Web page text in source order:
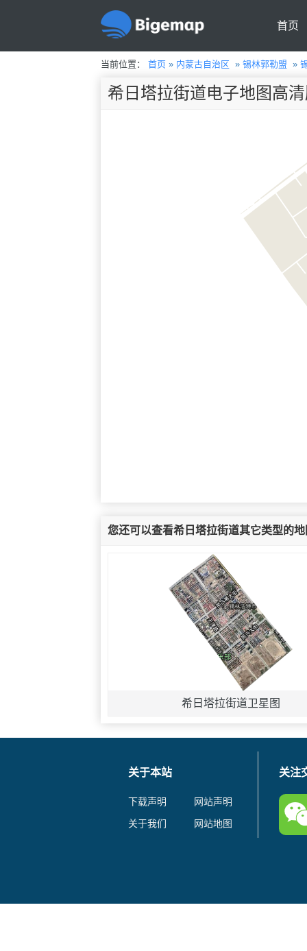
首页
当前位置： 首页» 内蒙古自治区 » 锡林郭勒盟 »
希日塔拉街道电子地图高
您还可以查看希日塔拉街道其它类型的地
希日塔拉街道卫星图
关于本站
下载声明
网站声明
关于我们
网站地图
关注